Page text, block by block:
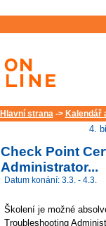
Hlavní strana-> Kalendář
4.
Check Point
Administrator...
Datum konání: 3.3. - 4.3.
Školení je možné
Troubleshooting